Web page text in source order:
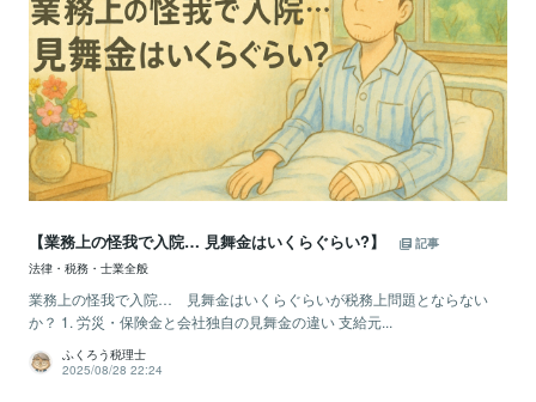
【業務上の怪我で入院… 見舞金はいくらぐらい?】
記事
法律・税務・士業全般
業務上の怪我で入院… 見舞金はいくらぐらいが税務上問題とならない
か？ 1. 労災・保険金と会社独自の見舞金の違い 支給元...
ふくろう税理士
2025/08/28 22:24